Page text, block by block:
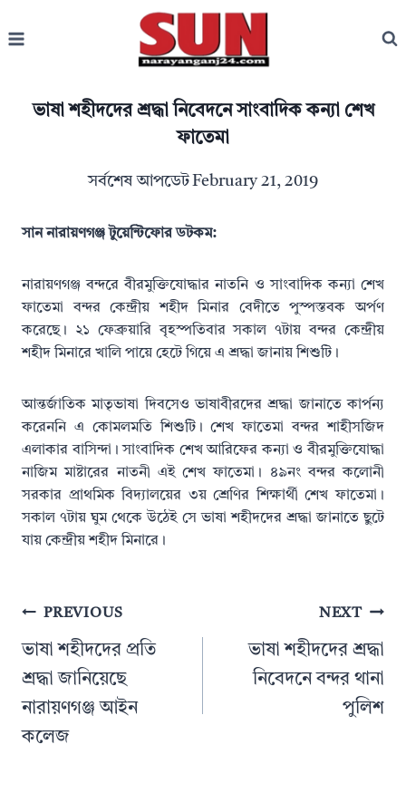
to
ভাষা শহীদদের শ্রদ্ধা নিবেদনে সাংবাদিক কন্যা শেখ
ফাতেমা
সর্বশেষ আপডেটFebruary 21, 2019
সান নারায়ণগঞ্জ টুয়েন্টিফোর ডটকম:
নারায়ণগঞ্জ বন্দরে বীরমুক্তিযোদ্ধার নাতনি ও সাংবাদিক কন্যা শেখ
ফাতেমা বন্দর কেন্দ্রীয় শহীদ মিনার বেদীতে পুস্পস্তবক অর্পণ
করেছে। ২১ ফেব্রুয়ারি বৃহস্পতিবার সকাল ৭টায় বন্দর কেন্দ্রীয়
শহীদ মিনারে খালি পায়ে হেটে গিয়ে এ শ্রদ্ধা জানায় শিশুটি।
আন্তর্জাতিক মাতৃভাষা দিবসেও ভাষাবীরদের শ্রদ্ধা জানাতে কার্পন্য
করেননি এ কোমলমতি শিশুটি। শেখ ফাতেমা বন্দর শাহীসজিদ
এলাকার বাসিন্দা। সাংবাদিক শেখ আরিফের কন্যা ও বীরমুক্তিযোদ্ধা
নাজিম মাষ্টারের নাতনী এই শেখ ফাতেমা। ৪৯নং বন্দর কলোনী
সরকার প্রাথমিক বিদ্যালয়ের ৩য় শ্রেণির শিক্ষার্থী শেখ ফাতেমা।
সকাল ৭টায় ঘুম থেকে উঠেই সে ভাষা শহীদদের শ্রদ্ধা জানাতে ছুটে
যায় কেন্দ্রীয় শহীদ মিনারে।
PostPREVIOUS
ভাষা শহীদদের প্রতি
শ্রদ্ধা জানিয়েছে
নারায়ণগঞ্জ আইন
কলেজ
NEXT
ভাষা শহীদদের শ্রদ্ধা
নিবেদনে বন্দর থানা
পুলিশ